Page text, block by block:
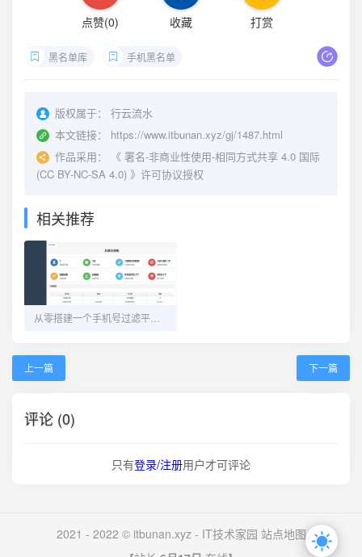
点赞(0) 收藏 打赏
黑名单库 手机黑名单
版权属于：
行云流水
本文链接：
https://www.itbunan.xyz/gj/1487.html
作品采用：
《 署名-非商业性使用-相同方式共享 4.0 国际
(CC BY-NC-SA 4.0) 》许可协议授权
相关推荐
上一篇 下一篇
评论 (0)
只有登录/注册用户才可评论
2021 - 2022 © itbunan.xyz - IT技术家园 站点地图